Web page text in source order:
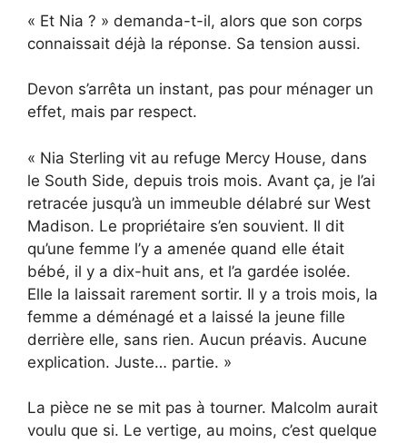
« Et Nia ? » demanda-t-il, alors que son corps
connaissait déjà la réponse. Sa tension aussi.
Devon s’arrêta un instant, pas pour ménager un
effet, mais par respect.
« Nia Sterling vit au refuge Mercy House, dans
le South Side, depuis trois mois. Avant ça, je l’ai
retracée jusqu’à un immeuble délabré sur West
Madison. Le propriétaire s’en souvient. Il dit
qu’une femme l’y a amenée quand elle était
bébé, il y a dix-huit ans, et l’a gardée isolée.
Elle la laissait rarement sortir. Il y a trois mois, la
femme a déménagé et a laissé la jeune fille
derrière elle, sans rien. Aucun préavis. Aucune
explication. Juste… partie. »
La pièce ne se mit pas à tourner. Malcolm aurait
voulu que si. Le vertige, au moins, c’est quelque